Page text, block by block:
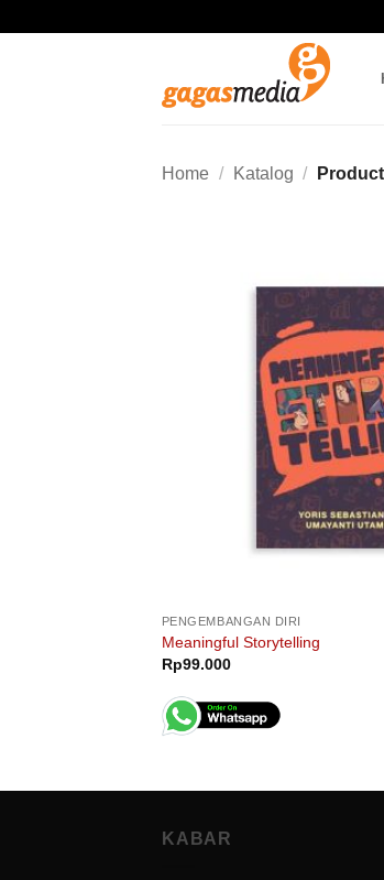
Home / Katalog /
PENGEMBANGAN DIRI
Meaningful Storytelling
Rp99.000
KABAR